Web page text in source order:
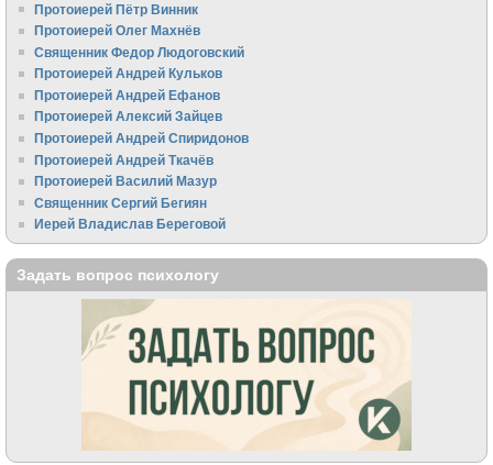
Протоиерей Пётр Винник
Протоиерей Олег Махнёв
Священник Федор Людоговский
Протоиерей Андрей Кульков
Протоиерей Андрей Ефанов
Протоиерей Алексий Зайцев
Протоиерей Андрей Спиридонов
Протоиерей Андрей Ткачёв
Протоиерей Василий Мазур
Священник Сергий Бегиян
Иерей Владислав Береговой
Задать вопрос психологу